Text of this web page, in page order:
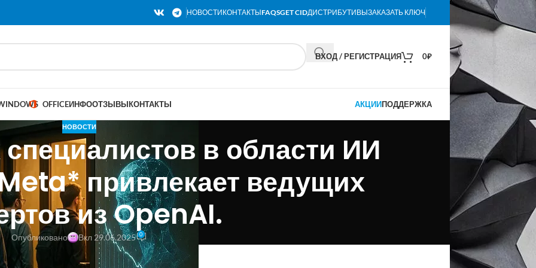
НОВОСТИКОНТАКТЫFAQSGET CIDДИСТРИБУТИВЫЗАКАЗАТЬ КЛЮЧ
ВХОД / РЕГИСТРАЦИЯ 0₽
OFFICEИНФООТЗЫВЫКОНТАКТЫ АКЦИИПОДДЕРЖКА
НОВОСТИ
в области ИИ
привлекает ведущих
из OpenAI.
Опубликовано Вкл 29.06.2025 0
привлекает специалистов из OpenAI.